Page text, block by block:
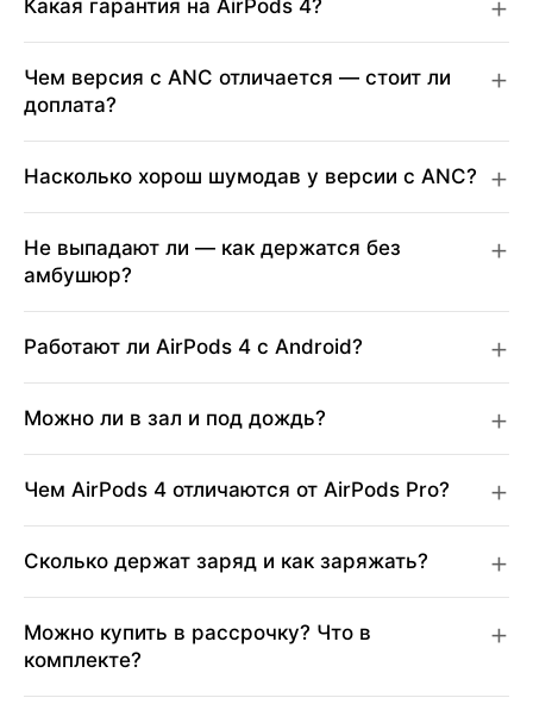
Какая гарантия на AirPods 4?
Чем версия с ANC отличается — стоит ли
доплата?
Насколько хорош шумодав у версии с ANC?
Не выпадают ли — как держатся без
амбушюр?
Работают ли AirPods 4 с Android?
Можно ли в зал и под дождь?
Чем AirPods 4 отличаются от AirPods Pro?
Сколько держат заряд и как заряжать?
Можно купить в рассрочку? Что в
комплекте?